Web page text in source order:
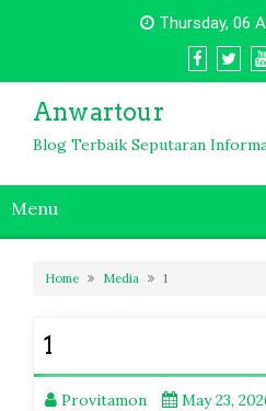
Thursday, 06
Anwartour
Blog Terbaik Seputaran
Menu
Home Media 1
1
Provitamon May 23,